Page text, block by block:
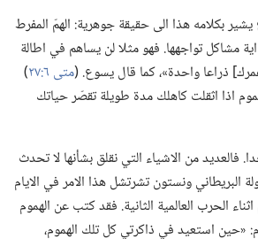
بكلامه هذا الى حقيقة جوهرية:‏ الهمّ المفرط
مشاكل تواجهها.‏ فهو مثلا لن يساهم في اطالة
ذراعا واحدة»،‏ كما قال يسوع.‏ (‏متى ٦:‏٢٧
‏)‏
اذا اثقلت كاهلك مدة طويلة تقصّر حياتك
من الاشياء التي نقلق بشأنها لا تحدث
البريطاني ونستون تشرتشل هذا الامر في الايام
الحرب العالمية الثانية.‏ فقد كتب عن الهموم
«حين استعيد في ذاكرتي كل تلك الهموم،‏